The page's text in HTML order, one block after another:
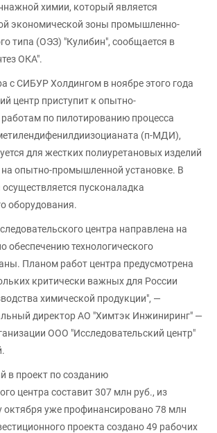
химии, который является
экономической зоны промышленно-
типа (ОЭЗ) "Кулибин", сообщается в
ОКА".
с СИБУР Холдингом в ноябре этого года
центр приступит к опытно-
работам по пилотированию процесса
(п-МДИ),
для жестких полиуретановых изделий
на опытно-промышленной установке. В
пусконаладка
оборудования.
центра направлена на
обеспечению технологического
Планом работ центра предусмотрена
критически важных для России
химической продукции", —
директор АО "Химтэк Инжиниринг" —
ООО "Исследовательский центр"
в проект по созданию
центра составит 307 млн руб., из
октября уже профинансировано 78 млн
проекта создано 49 рабочих